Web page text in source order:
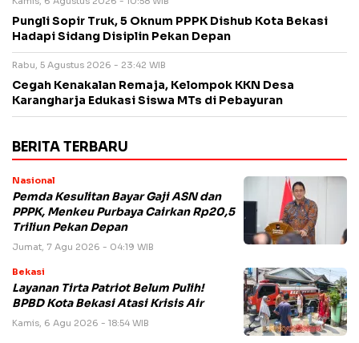
Pungli Sopir Truk, 5 Oknum PPPK Dishub Kota Bekasi
Hadapi Sidang Disiplin Pekan Depan
Rabu, 5 Agustus 2026 - 23:42 WIB
Cegah Kenakalan Remaja, Kelompok KKN Desa
Karangharja Edukasi Siswa MTs di Pebayuran
BERITA TERBARU
Nasional
Pemda Kesulitan Bayar Gaji ASN dan
PPPK, Menkeu Purbaya Cairkan Rp20,5
Triliun Pekan Depan
Jumat, 7 Agu 2026 - 04:19 WIB
Bekasi
Layanan Tirta Patriot Belum Pulih!
BPBD Kota Bekasi Atasi Krisis Air
Kamis, 6 Agu 2026 - 18:54 WIB